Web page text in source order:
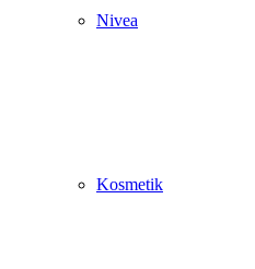
Nivea
Kosmetik